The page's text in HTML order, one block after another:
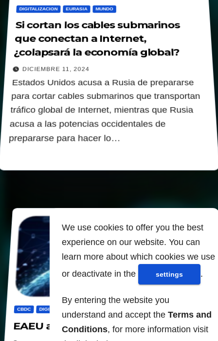
We use cookies to offer you the best
experience on our website. You can
learn more about which cookies we use
or deactivate in the
settings .
By entering the website you
understand and accept the Terms and
Conditions, for more information visit
DIGITALIZACION EURASIA MUNDO
Si cortan los cables submarinos
que conectan a Internet,
¿colapsará la economía global?
DICIEMBRE 11, 2024
Estados Unidos acusa a Rusia de prepararse
para cortar cables submarinos que transportan
tráfico global de Internet, mientras que Rusia
acusa a las potencias occidentales de
prepararse para hacer lo…
CBDC DIGITALIZACION
EAEU agenda digital 2025